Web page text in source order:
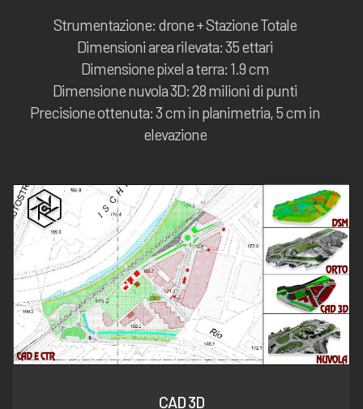
Strumentazione: drone + Stazione Totale
Dimensioni area rilevata: 35 ettari
Dimensione pixel a terra: 1.9 cm
Dimensione nuvola 3D: 28 milioni di punti
Precisione ottenuta: 3 cm in planimetria, 5 cm in
elevazione
CAD 3D